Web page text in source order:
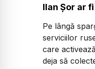
Ilan Șor ar
Pe lângă
serviciilor
care
deja să